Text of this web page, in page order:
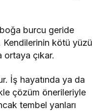
burcu geride
Kendilerinin kötü yüzü
çıkar.
İş hayatında ya da
çözüm önerileriyle
tembel yanları